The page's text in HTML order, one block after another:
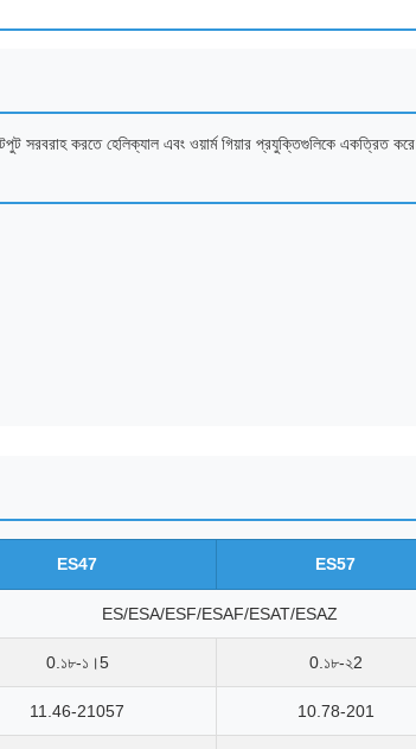
সরবরাহ করতে হেলিক্যাল এবং ওয়ার্ম গিয়ার প্রযুক্তিগুলিকে একত্রিত
ES47 ES57
ES/ESA/ESF/ESAF/ESAT/ESAZ
0.১৮-১।5 0.১৮-২2
11.46-21057 10.78-201